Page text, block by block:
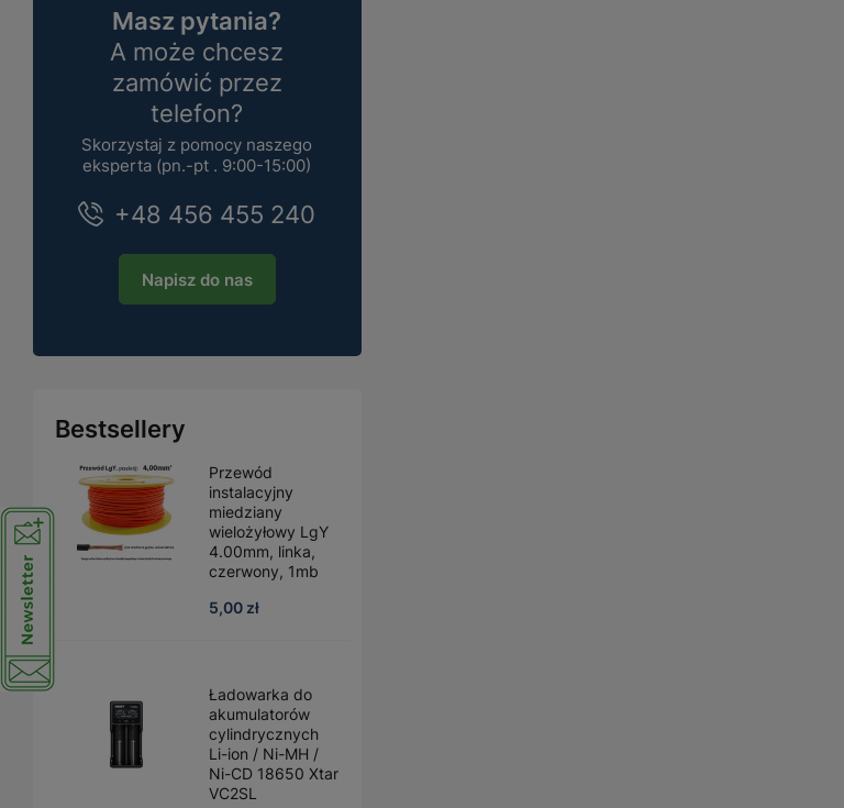
Masz pytania?
A może chcesz
zamówić przez
telefon?
Skorzystaj z pomocy naszego
eksperta (pn.-pt . 9:00-15:00)
+48 456 455 240
Napisz do nas
Bestsellery
Przewód
instalacyjny
miedziany
wielożyłowy LgY
4.00mm, linka,
czerwony, 1mb
5,00 zł
Ładowarka do
akumulatorów
cylindrycznych
Li-ion / Ni-MH /
Ni-CD 18650 Xtar
VC2SL